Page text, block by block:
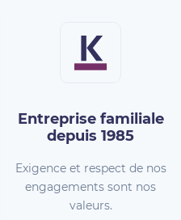
Entreprise familiale
depuis 1985
Exigence et respect de nos
engagements sont nos
valeurs.